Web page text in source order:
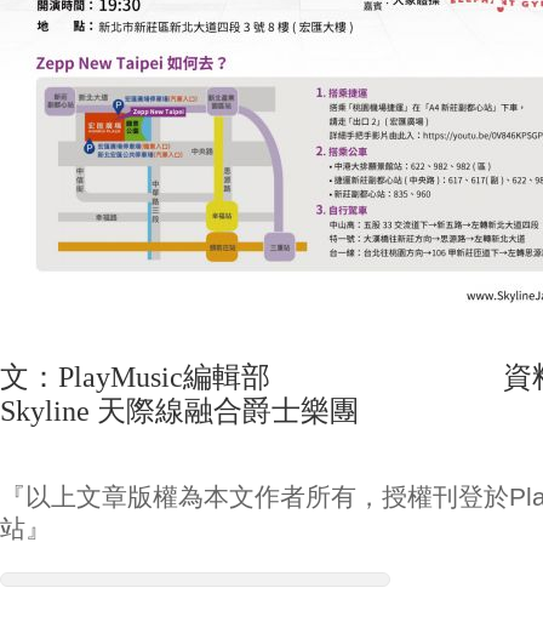
文：PlayMusic編輯部 資料/
Skyline 天際線融合爵士樂團
『以上文章版權為本文作者所有，授權刊登於
站』